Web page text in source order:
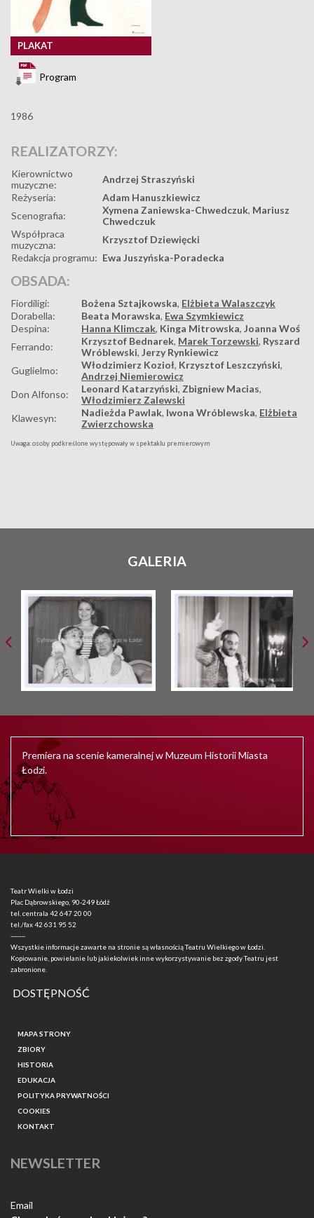
PLAKAT
Program
1986
REALIZATORZY:
Kierownictwo
muzyczne:
Andrzej Straszyński
Reżyseria:
Adam Hanuszkiewicz
Scenografia:
Xymena Zaniewska-Chwedczuk, Mariusz
Chwedczuk
Współpraca
muzyczna:
Krzysztof Dziewięcki
Redakcja programu: Ewa Juszyńska-Poradecka
OBSADA:
Fiordiligi: Bożena Sztajkowska, Elżbieta Walaszczyk
Dorabella:
Beata Morawska, Ewa Szymkiewicz
Despina:
Hanna Klimczak, Kinga Mitrowska, Joanna Woś
Ferrando:
Krzysztof Bednarek, Marek Torzewski, Ryszard
Wróblewski, Jerzy Rynkiewicz
Guglielmo:
Włodzimierz Kozioł, Krzysztof Leszczyński,
Andrzej Niemierowicz
Don Alfonso:
Leonard Katarzyński, Zbigniew Macias,
Włodzimierz Zalewski
Klawesyn:
Nadieżda Pawlak, Iwona Wróblewska, Elżbieta
Zwierzchowska
Uwaga: osoby podkreślone występowały w spektaklu premierowym
GALERIA
Premiera na scenie kameralnej w Muzeum Historii Miasta
Łodzi.
Teatr Wielki w Łodzi
Plac Dąbrowskiego, 90-249 Łódź
tel. centrala 42 647 20 00
tel./fax42 631 95 52
-------
Wszystkie informacje zawarte na stronie są własnością Teatru Wielkiego w Łodzi.
Kopiowanie, powielanie lub jakiekolwiek inne wykorzystywanie bez zgody Teatru jest
zabronione.
DOSTĘPNOŚĆ
MAPA STRONY
ZBIORY
HISTORIA
EDUKACJA
POLITYKA PRYWATNOŚCI
COOKIES
KONTAKT
NEWSLETTER
Email